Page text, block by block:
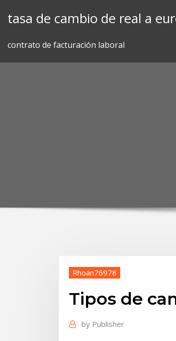
tasa de cambio de real a
contrato de facturación laboral
Rhoan76978
Tipos de
by Publisher